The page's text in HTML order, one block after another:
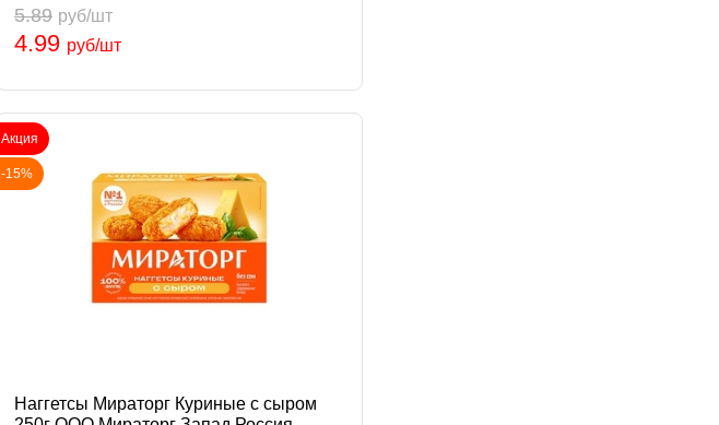
Беларусь
4.99 руб/шт
5.89 руб/шт
Акция
-15%
Наггетсы Мираторг Куриные с сыром